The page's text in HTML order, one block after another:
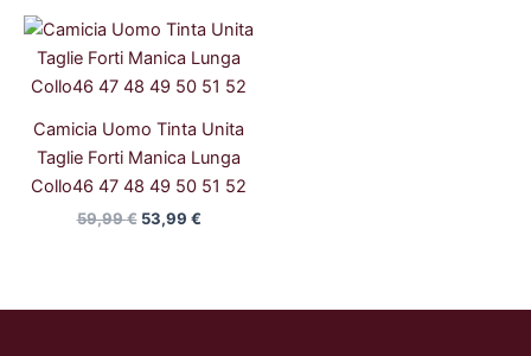
Camicia Uomo Tinta Unita
Taglie Forti Manica Lunga
Collo46 47 48 49 50 51 52
59,99€
Il
originale
era:
53,99 €
Il
attuale
è: